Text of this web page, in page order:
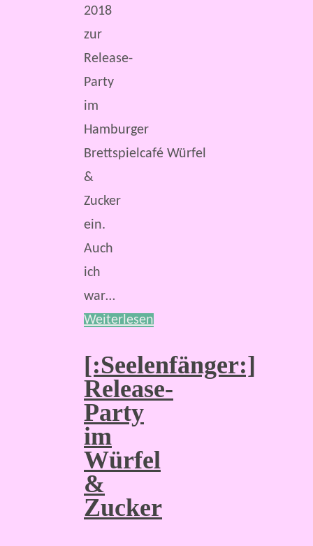
2018
zur
Release-
Party
im
Hamburger
Brettspielcafé Würfel
&
Zucker
ein.
Auch
ich
war…
Weiterlesen
[:Seelenfänger:]
Release-
Party
im
Würfel
&
Zucker